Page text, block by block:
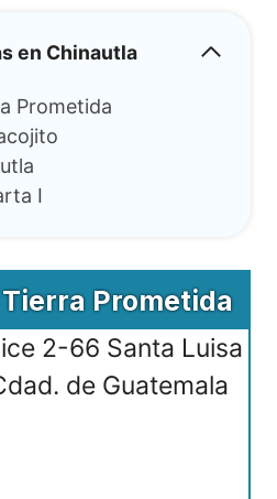
en Chinautla
Prometida
I
Prometida
2-66 Santa Luisa
de Guatemala